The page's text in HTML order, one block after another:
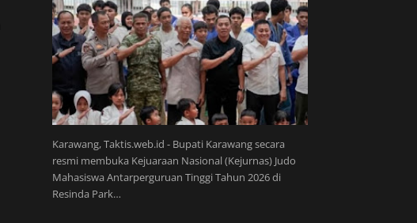
Karawang, Taktis.web.id - Bupati Karawang secara
resmi membuka Kejuaraan Nasional (Kejurnas) Judo
Mahasiswa Antarperguruan Tinggi Tahun 2026 di
Resinda Park…